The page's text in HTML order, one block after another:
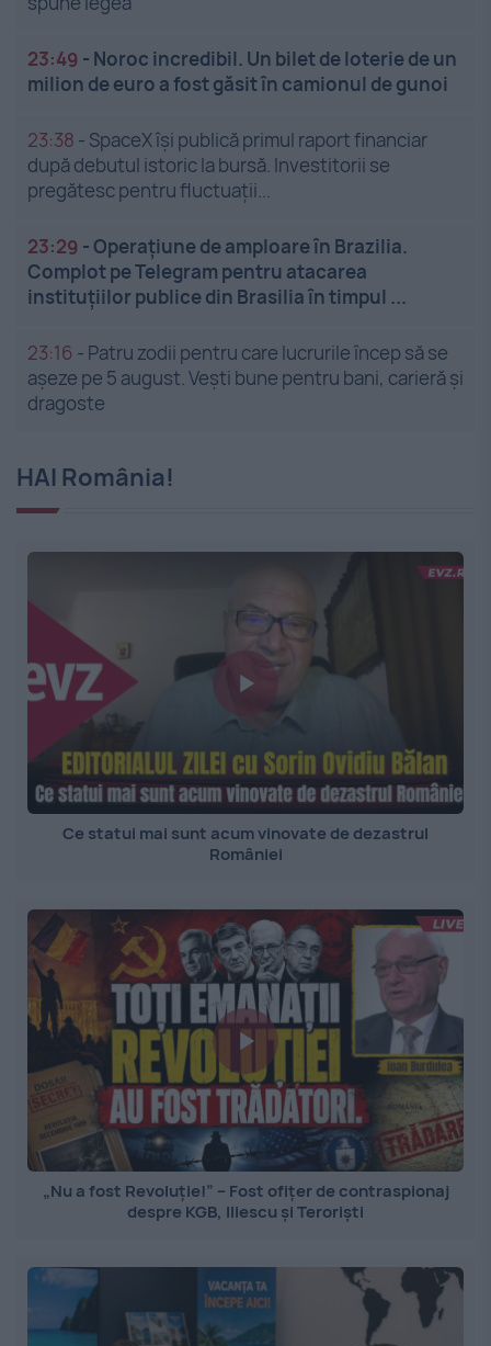
23:49 - Noroc incredibil. Un bilet de loterie de un
milion de euro a fost găsit în camionul de gunoi
23:38 - SpaceX își publică primul raport financiar
după debutul istoric la bursă. Investitorii se
pregătesc pentru fluctuații...
23:29 -Operațiune de amploare în Brazilia.
Complot pe Telegram pentru atacarea
instituțiilor publice din Brasilia în timpul ...
23:16 - Patru zodii pentru care lucrurile încep să se
așeze pe 5 august. Vești bune pentru bani, carieră și
dragoste
HAI România!
Ce statui mai sunt acum vinovate de dezastrul
României
„Nu a fost Revoluție!” – Fost ofițer de contraspionaj
despre KGB, Iliescu și Teroriști